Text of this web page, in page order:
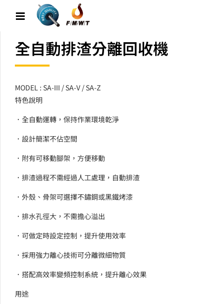
全自動排渣分離回收機
MODEL : SA-III / SA-V / SA-Z
特色說明
．全自動運轉，保持作業環境乾淨
．設計簡潔不佔空間
．附有可移動腳架，方便移動
．排渣過程不需經過人工處理，自動排渣
．外殼、骨架可選擇不鏽鋼或黑鐵烤漆
．排水孔徑大，不需擔心溢出
．可做定時設定控制，提升使用效率
．採用強力離心技術可分離微細物質
．搭配高效率變頻控制系統，提升離心效果
用途